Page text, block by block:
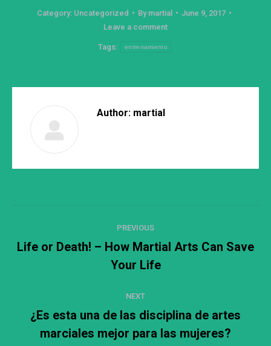
Category: Uncategorized By martial
June 9, 2017
Leave a comment
Tags: entrenamiento
Author: martial
navigation
PREVIOUS
post:
Life or Death! – How Martial Arts Can Save
Your Life
NEXT
post:
¿Es esta una de las disciplina de artes
marciales mejor para las mujeres?